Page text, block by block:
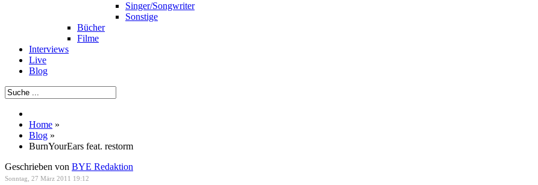
Singer/Songwriter
Sonstige
Bücher
Filme
Interviews
Live
Blog
Home »
Blog »
BurnYourEars feat. restorm
Geschrieben von BYE Redaktion
Sonntag, 27 März 2011 19:12